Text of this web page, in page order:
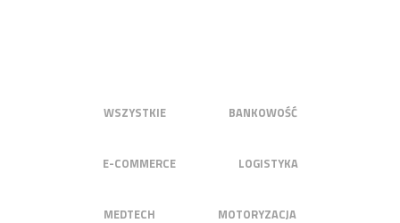
WSZYSTKIE BANKOWOŚĆ
E-COMMERCE LOGISTYKA
MEDTECH MOTORYZACJA